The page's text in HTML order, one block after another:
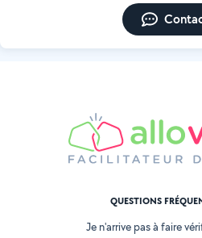
QUESTIONS
Je n'arrive pas à faire